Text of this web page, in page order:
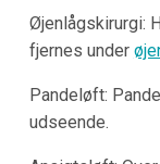
Øjenlågskirurgi:
fjernes under
Pandeløft:
udseende.